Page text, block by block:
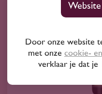
Door onze website
met onze cookie-
verklaar je dat je